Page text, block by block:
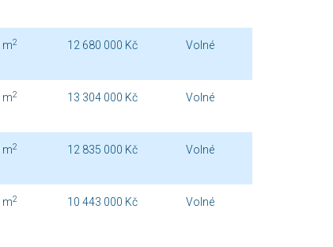
m2 12 680 000 Kč Volné
m2 13 304 000 Kč Volné
m2 12 835 000 Kč Volné
m2 10 443 000 Kč Volné